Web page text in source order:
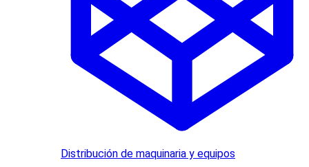
Distribución de maquinaria y equipos